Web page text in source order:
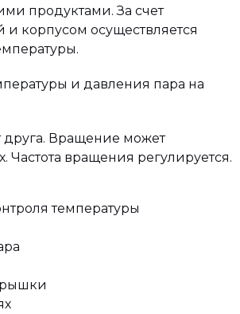
продуктами. За счет
корпусом осуществляется
и давления пара на
Вращение может
Частота вращения регулируется.
температуры